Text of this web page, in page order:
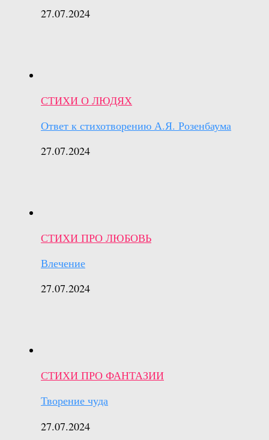
27.07.2024
СТИХИ О ЛЮДЯХ
Ответ к стихотворению А.Я. Розенбаума
27.07.2024
СТИХИ ПРО ЛЮБОВЬ
Влечение
27.07.2024
СТИХИ ПРО ФАНТАЗИИ
Творение чуда
27.07.2024